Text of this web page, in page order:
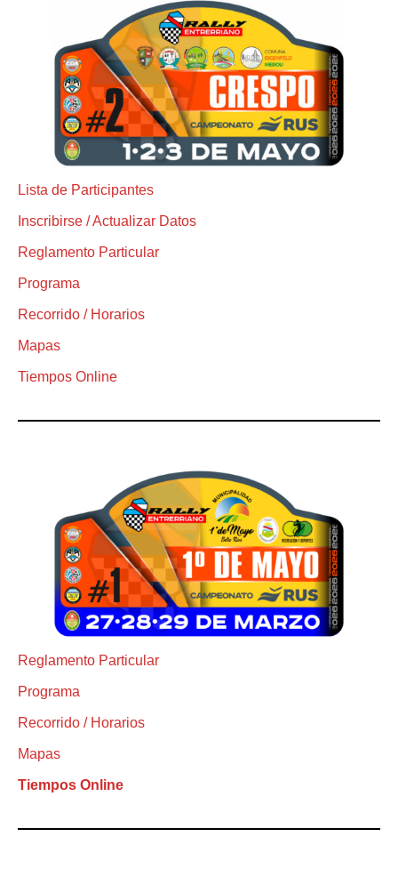
Lista de Participantes
Inscribirse / Actualizar Datos
Reglamento Particular
Programa
Recorrido / Horarios
Mapas
Tiempos Online
Reglamento Particular
Programa
Recorrido / Horarios
Mapas
Tiempos Online